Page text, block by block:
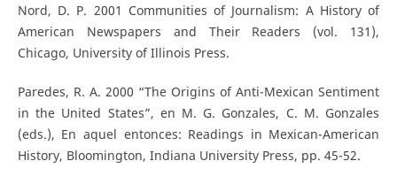
Nord, D. P. 2001 Communities of Journalism: A History of
American Newspapers and Their Readers (vol. 131),
Chicago, University of Illinois Press.
Paredes, R. A. 2000 “The Origins of Anti-Mexican Sentiment
in the United States”, en M. G. Gonzales, C. M. Gonzales
(eds.), En aquel entonces: Readings in Mexican-American
History, Bloomington, Indiana University Press, pp. 45-52.